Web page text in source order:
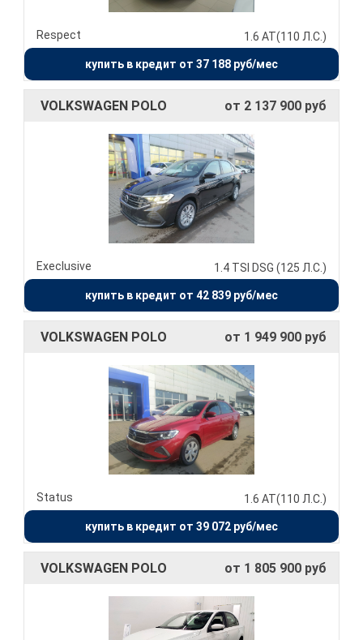
Respect 1.6 AT(110 Л.С.)
купить в кредит от 37 188 руб/мес
VOLKSWAGEN POLO от 2 137 900 руб
Execlusive 1.4 TSI DSG (125 Л.С.)
купить в кредит от 42 839 руб/мес
VOLKSWAGEN POLO от 1 949 900 руб
Status 1.6 AT(110 Л.С.)
купить в кредит от 39 072 руб/мес
VOLKSWAGEN POLO от 1 805 900 руб